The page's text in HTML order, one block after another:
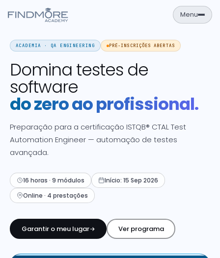
Menu
PT EN
Área de Aluno
NAVEGAÇÃO
Formações
Sobre
Contactos
FORMAÇÕES
Cursos
Catálogo completo de formações IT
Calendário
Próximas edições e datas de início
ACADEMIA · QA ENGINEERING PRÉ-INSCRIÇÕES ABERTAS
Domina testes de
software
do zero ao profissional.
Preparação para a certificação ISTQB® CTAL Test
Automation Engineer — automação de testes
avançada.
16 horas · 9 módulos
Início: 15 Sep 2026
Online · 4 prestações
Garantir o meu lugar Ver programa